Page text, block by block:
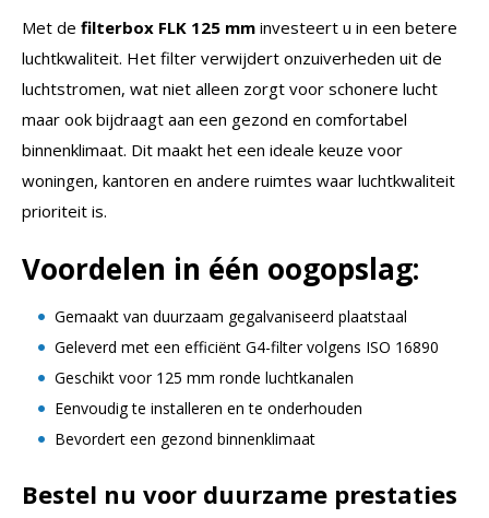
Met de filterbox FLK 125 mm investeert u in een betere
luchtkwaliteit. Het filter verwijdert onzuiverheden uit de
luchtstromen, wat niet alleen zorgt voor schonere lucht
maar ook bijdraagt aan een gezond en comfortabel
binnenklimaat. Dit maakt het een ideale keuze voor
woningen, kantoren en andere ruimtes waar luchtkwaliteit
prioriteit is.
Voordelen in één oogopslag:
Gemaakt van duurzaam gegalvaniseerd plaatstaal
Geleverd met een efficiënt G4-filter volgens ISO 16890
Geschikt voor 125 mm ronde luchtkanalen
Eenvoudig te installeren en te onderhouden
Bevordert een gezond binnenklimaat
Bestel nu voor duurzame prestaties